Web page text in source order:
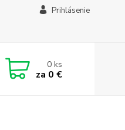
Prihlásenie
0ks
za 0 €